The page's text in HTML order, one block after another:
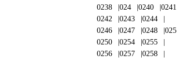
0238
024 0240
0241
0242
0243
0244
0246
0247 0248
025
0250
0254
0255
0256
0257
0258